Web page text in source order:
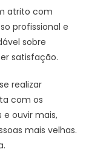
atrito com
profissional e
sobre
satisfação.
realizar
com os
ouvir mais,
mais velhas.